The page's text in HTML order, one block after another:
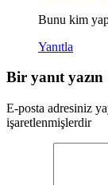
Bunu kim
Yanıtla
Bir yanıt yazın
E-posta adresiniz
işaretlenmişlerdir